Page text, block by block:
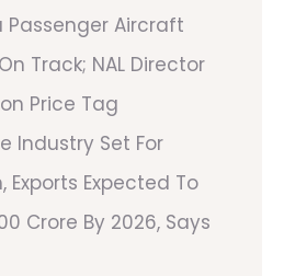
Aircraft
Track; NAL Director
Price Tag
Industry Set For
Exports Expected To
Crore By 2026, Says